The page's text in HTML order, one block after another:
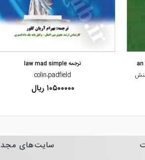
ترجمه law mad simple
colin،padfield
۱۰۵۰۰۰۰۰ ریال
سایت‌های مجد